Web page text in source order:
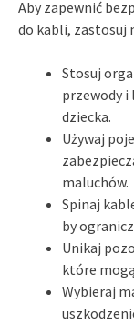
Aby zapewnić
do kabli, zastosuj
Stosuj
przewody i
dziecka.
Używaj
maluchów.
Spinaj
by
Unikaj
które
Wybieraj